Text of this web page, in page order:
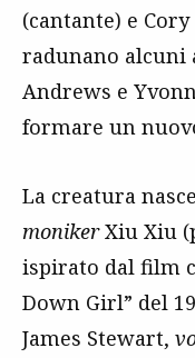
(cantante) e
radunano alcuni
Andrews e
formare un
La creatura
monikerXiu Xiu
ispirato dal film
Down Girl” del
James Stewart,